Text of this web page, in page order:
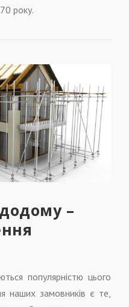
року.
–
популярністю цього
наших замовників є те,